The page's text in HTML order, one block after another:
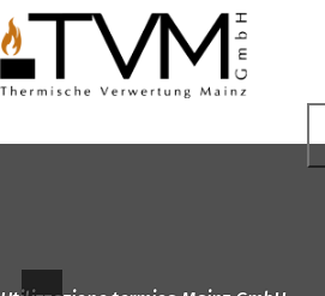
Vai al contenuto
Alla
pagina
iniziale